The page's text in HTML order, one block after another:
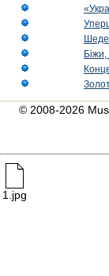
© 2008-2026
1.jpg